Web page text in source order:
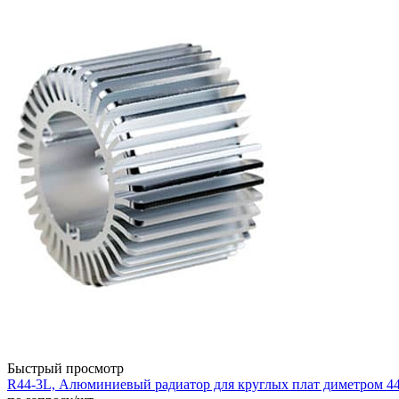
Быстрый просмотр
R44-3L, Алюминиевый радиатор для круглых плат диметром